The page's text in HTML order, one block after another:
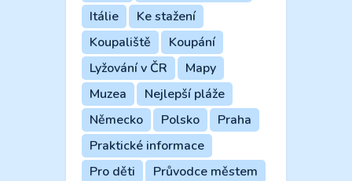
Itálie
Ke stažení
Koupaliště
Koupání
Lyžování v ČR
Mapy
Muzea
Nejlepší pláže
Německo
Polsko
Praha
Praktické informace
Pro děti
Průvodce městem